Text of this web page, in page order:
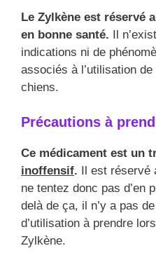
Le Zylkène est réservé
en bonne santé. Il
indications ni de
associés à l’utilisation
chiens.
Précautions à
Ce médicament est un
inoffensif. Il est réservé
ne tentez donc pas d’en
delà de ça, il n’y a pas
d’utilisation à prendre
Zylkène.